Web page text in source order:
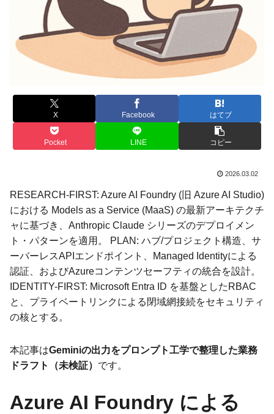
X Facebook はてブ
Pocket LINE コピー
2026.03.02
RESEARCH-FIRST: Azure AI Foundry (旧 Azure AI Studio)
における Models as a Service (MaaS) の最新アーキテクチ
ャに基づき、Anthropic Claude シリーズのデプロイメン
ト・パターンを適用。 PLAN: ハブ/プロジェクト構造、サ
ーバーレスAPIエンドポイント、Managed Identityによる
認証、およびAzureコンテンツセーフティの統合を設計。
IDENTITY-FIRST: Microsoft Entra ID を基盤としたRBAC
と、プライベートリンクによる閉域網接続をセキュリティ
の核とする。
本記事はGeminiの出力をプロンプト工学で整理した業務
ドラフト（未検証） です。
Azure AI Foundry による